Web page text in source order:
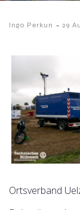
Ingo Perkun - 29
Ortsverband